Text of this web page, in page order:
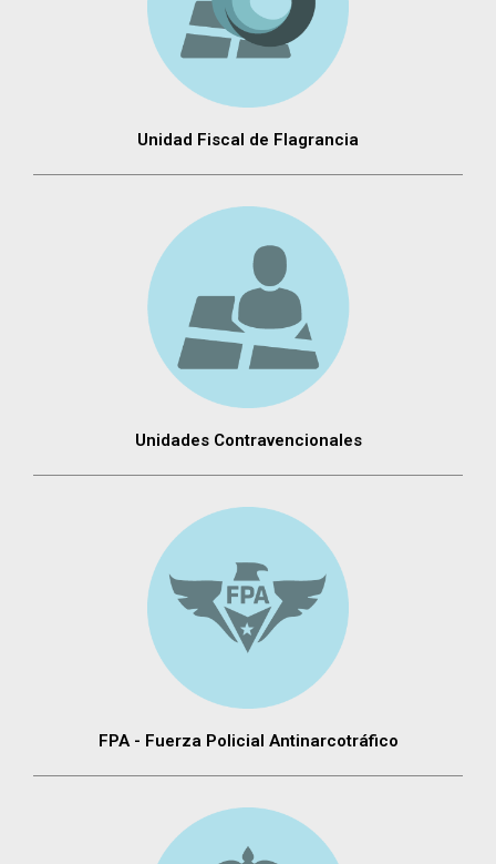
Unidad Fiscal de Flagrancia
Unidades Contravencionales
FPA - Fuerza Policial Antinarcotráfico